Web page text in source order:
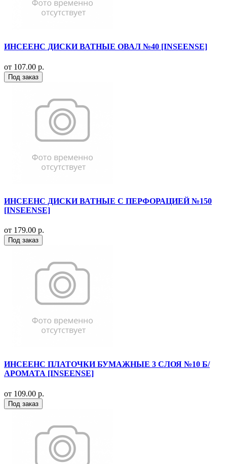
ИНСЕЕНС ДИСКИ ВАТНЫЕ ОВАЛ №40 [INSEENSE]
от 107.00 р.
Под заказ
ИНСЕЕНС ДИСКИ ВАТНЫЕ С ПЕРФОРАЦИЕЙ №150
[INSEENSE]
от 179.00 р.
Под заказ
ИНСЕЕНС ПЛАТОЧКИ БУМАЖНЫЕ 3 СЛОЯ №10 Б/
АРОМАТА [INSEENSE]
от 109.00 р.
Под заказ